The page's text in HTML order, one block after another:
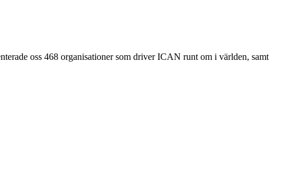
oss 468 organisationer som driver ICAN runt om i världen, samt